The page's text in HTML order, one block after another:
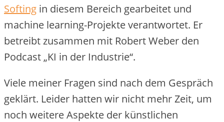
Softing in diesem Bereich gearbeitet und
machine learning-Projekte verantwortet. Er
betreibt zusammen mit Robert Weber den
Podcast „KI in der Industrie“.
Viele meiner Fragen sind nach dem Gespräch
geklärt. Leider hatten wir nicht mehr Zeit, um
noch weitere Aspekte der künstlichen